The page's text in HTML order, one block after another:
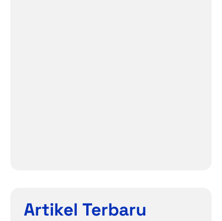
Artikel Terbaru